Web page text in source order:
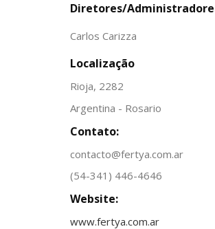
Diretores/
Carlos Carizza
Localização
Rioja, 2282
Argentina - Rosario
Contato:
contacto@fertya.com.ar
(54-341) 446-4646
Website:
www.fertya.com.ar